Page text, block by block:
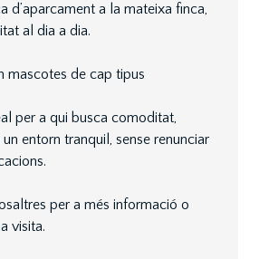
d’aparcament a la mateixa finca,
al dia a dia.
mascotes de cap tipus
per a qui busca comoditat,
entorn tranquil, sense renunciar
per a més informació o
visita.